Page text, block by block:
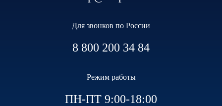
Для звонков по России
8 800 200 34 84
Режим работы
ПН-ПТ 9:00-18:00